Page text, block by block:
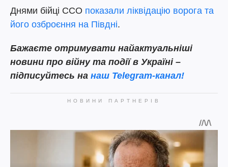
Днями бійці ССО показали ліквідацію ворога та
його озброєння на Півдні.
Бажаєте отримувати найактуальніші
новини про війну та події в Україні –
підписуйтесь на наш Telegram-канал!